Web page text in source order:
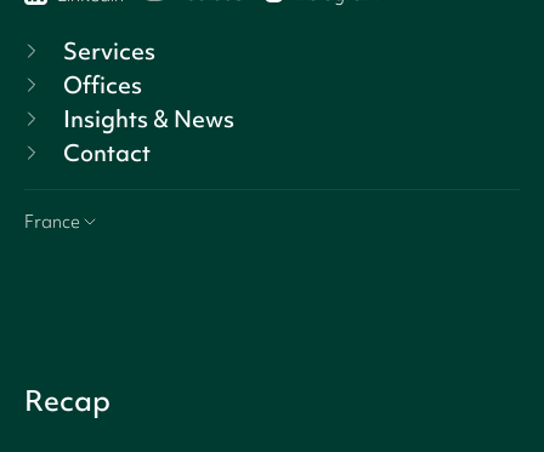
Services
Offices
Insights & News
Contact
France
Recap